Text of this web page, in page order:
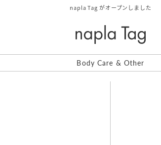
napla Tag がオープンしました
Body Care & Other